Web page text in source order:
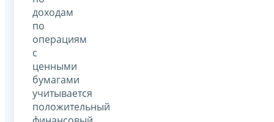
доходам
по
операциям
с
ценными
бумагами
учитывается
положительный